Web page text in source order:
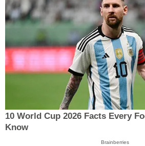
10 World Cup 2026 Facts Every
Know
Brainberries